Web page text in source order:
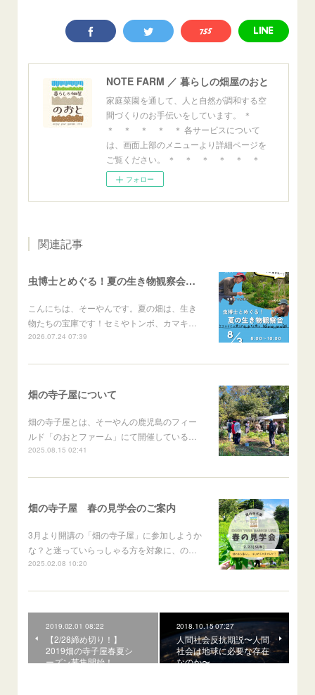
NOTE FARM ／ 暮らしの畑屋のおと
家庭菜園を通して、人と自然が調和する空
間づくりのお手伝いをしています。 ＊
＊ ＊ ＊ ＊ ＊ 各サービスについて
は、画面上部のメニューより詳細ページを
ご覧ください。 ＊ ＊ ＊ ＊ ＊ ＊
フォロー
関連記事
虫博士とめぐる！夏の生き物観察会のご案内
こんにちは、そーやんです。夏の畑は、生き
物たちの宝庫です！セミやトンボ、カマキ…
2026.07.24 07:39
畑の寺子屋について
畑の寺子屋とは、そーやんの鹿児島のフィー
ルド「のおとファーム」にて開催している…
2025.08.15 02:41
畑の寺子屋 春の見学会のご案内
3月より開講の「畑の寺子屋」に参加しようか
な？と迷っていらっしゃる方を対象に、の…
2025.02.08 10:20
2019.02.01 08:22
【2/28締め切り！】
2019畑の寺子屋春夏シ
ーズン募集開始！
2018.10.15 07:27
人間社会反抗期説〜人間
社会は地球に必要な存在
なのか〜